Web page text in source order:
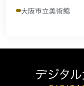
大阪市立美術館